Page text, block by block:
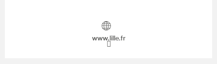
www.lille.fr